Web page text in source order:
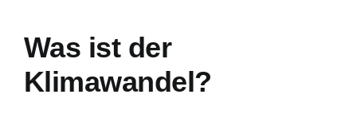
Was ist der
Klimawandel?